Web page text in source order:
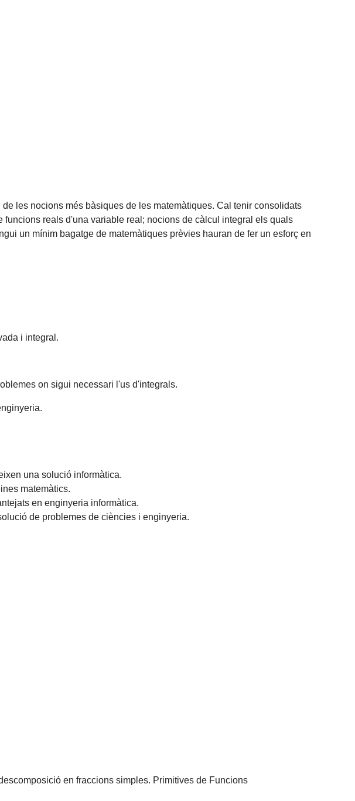
les nocions més bàsiques de les matemàtiques. Cal tenir consolidats
reals d'una variable real; nocions de càlcul integral els quals
un mínim bagatge de matemàtiques prèvies hauran de fer un esforç en
i integral.
on sigui necessari l'us d'integrals.
una solució informàtica.
matemàtics.
en enginyeria informàtica.
de problemes de ciències i enginyeria.
en fraccions simples. Primitives de Funcions